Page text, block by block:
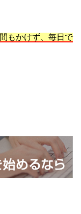
もかけず、毎日で